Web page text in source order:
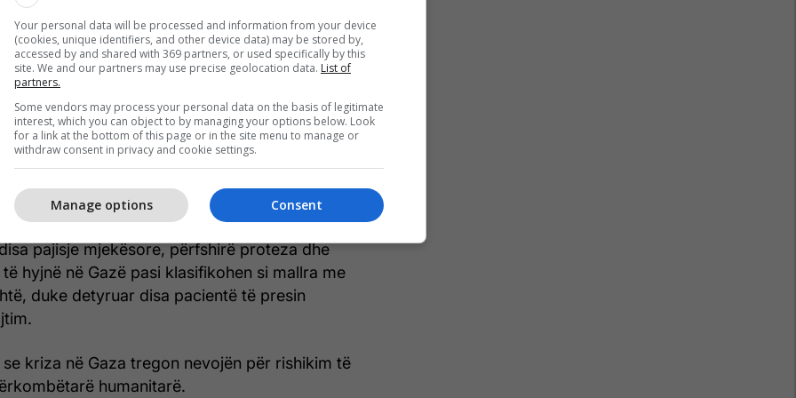
në shëndetin publik.
përkeqësimin e kushteve sanitare, duke
luajnë pranë grumbujve të mëdha të
se sistemet e grumbullimit të plehrave nuk
është dëmtuar rëndë, me spitale dhe
pajisjet bazë për trajtimin e pacientëve.
pajisje mjekësore, përfshirë proteza dhe
hyjnë në Gazë pasi klasifikohen si mallra me
duke detyruar disa pacientë të presin
kriza në Gaza tregon nevojën për rishikim të
humanitarë.
Your personal data will be processed and information from your device
(cookies, unique identifiers, and other device data) may be stored by,
accessed by and shared with 369 partners, or used specifically by this
site. We and our partners may use precise geolocation data. List of
partners.
Some vendors may process your personal data on the basis of legitimate
interest, which you can object to by managing your options below. Look
for a link at the bottom of this page or in the site menu to manage or
withdraw consent in privacy and cookie settings.
Consent
Manage options